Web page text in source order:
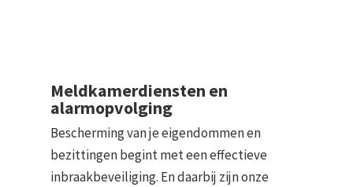
Meldkamerdiensten en
alarmopvolging
Bescherming van je eigendommen en
bezittingen begint met een effectieve
inbraakbeveiliging. En daarbij zijn onze